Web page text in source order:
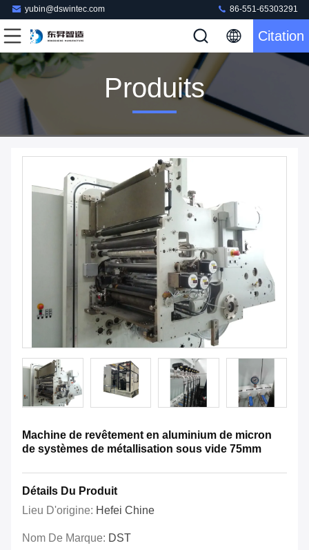
yubin@dswintec.com 86-551-65303291
Citation
Produits
Machine de revêtement en aluminium de micron
de systèmes de métallisation sous vide 75mm
Détails Du Produit
Lieu D'origine: Hefei Chine
Nom De Marque: DST